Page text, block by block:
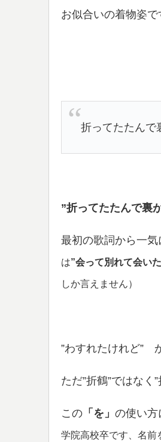
お似合いの着物姿で
折ってたたん
”折ってたたんで裏
最初の歌詞から一
は”会って別れて会い
しか言えません）
”わすれたけれど”
ただ”折鶴”ではなく
この「を」 の使い方
学院高校卒です、名前